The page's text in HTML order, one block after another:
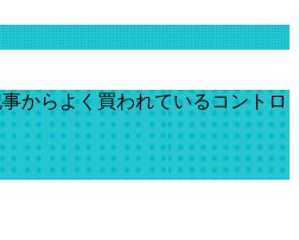
からよく買われているコントロ